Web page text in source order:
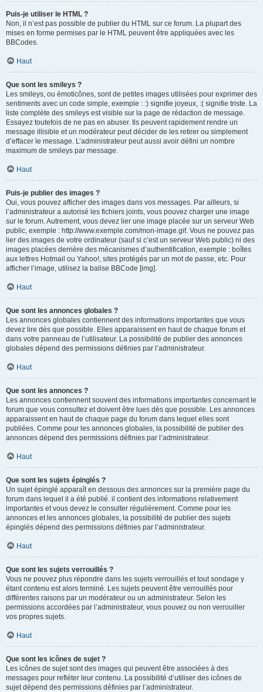
Puis-je utiliser le HTML ?
Non, il n’est pas possible de publier du HTML sur ce forum. La plupart des
mises en forme permises par le HTML peuvent être appliquées avec les
BBCodes.
Haut
Que sont les smileys ?
Les smileys, ou émoticônes, sont de petites images utilisées pour exprimer des
sentiments avec un code simple, exemple : :) signifie joyeux, :( signifie triste. La
liste complète des smileys est visible sur la page de rédaction de message.
Essayez toutefois de ne pas en abuser. Ils peuvent rapidement rendre un
message illisible et un modérateur peut décider de les retirer ou simplement
d’effacer le message. L’administrateur peut aussi avoir défini un nombre
maximum de smileys par message.
Haut
Puis-je publier des images ?
Oui, vous pouvez afficher des images dans vos messages. Par ailleurs, si
l’administrateur a autorisé les fichiers joints, vous pouvez charger une image
sur le forum. Autrement, vous devez lier une image placée sur un serveur Web
public, exemple : http://www.exemple.com/mon-image.gif. Vous ne pouvez pas
lier des images de votre ordinateur (sauf si c’est un serveur Web public) ni des
images placées derrière des mécanismes d’authentification, exemple : boîtes
aux lettres Hotmail ou Yahoo!, sites protégés par un mot de passe, etc. Pour
afficher l’image, utilisez la balise BBCode [img].
Haut
Que sont les annonces globales ?
Les annonces globales contiennent des informations importantes que vous
devez lire dès que possible. Elles apparaissent en haut de chaque forum et
dans votre panneau de l’utilisateur. La possibilité de publier des annonces
globales dépend des permissions définies par l’administrateur.
Haut
Que sont les annonces ?
Les annonces contiennent souvent des informations importantes concernant le
forum que vous consultez et doivent être lues dès que possible. Les annonces
apparaissent en haut de chaque page du forum dans lequel elles sont
publiées. Comme pour les annonces globales, la possibilité de publier des
annonces dépend des permissions définies par l’administrateur.
Haut
Que sont les sujets épinglés ?
Un sujet épinglé apparaît en dessous des annonces sur la première page du
forum dans lequel il a été publié. il contient des informations relativement
importantes et vous devez le consulter régulièrement. Comme pour les
annonces et les annonces globales, la possibilité de publier des sujets
épinglés dépend des permissions définies par l’administrateur.
Haut
Que sont les sujets verrouillés ?
Vous ne pouvez plus répondre dans les sujets verrouillés et tout sondage y
étant contenu est alors terminé. Les sujets peuvent être verrouillés pour
différentes raisons par un modérateur ou un administrateur. Selon les
permissions accordées par l’administrateur, vous pouvez ou non verrouiller
vos propres sujets.
Haut
Que sont les icônes de sujet ?
Les icônes de sujet sont des images qui peuvent être associées à des
messages pour refléter leur contenu. La possibilité d’utiliser des icônes de
sujet dépend des permissions définies par l’administrateur.